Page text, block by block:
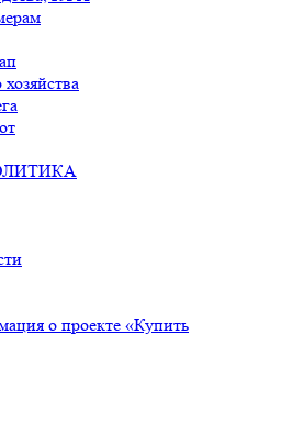
о проекте «Купить